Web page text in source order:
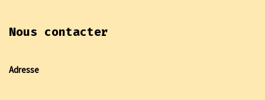
Nous contacter
Adresse